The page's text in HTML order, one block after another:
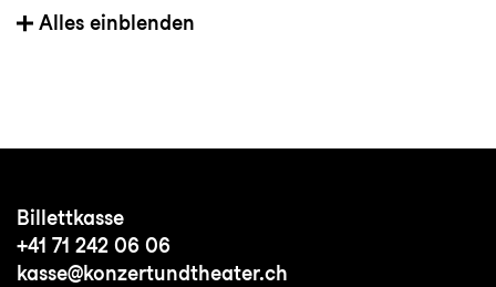
Staatstheater Kassel, Landestheater Linz,
Saarländischen Staatstheater Saarbrücken,
Preisträgerin des Ring Award Off 2011 in
Graz.
Alles einblenden
Billettkasse
+41 71 242 06 06
kasse@konzertundtheater.ch